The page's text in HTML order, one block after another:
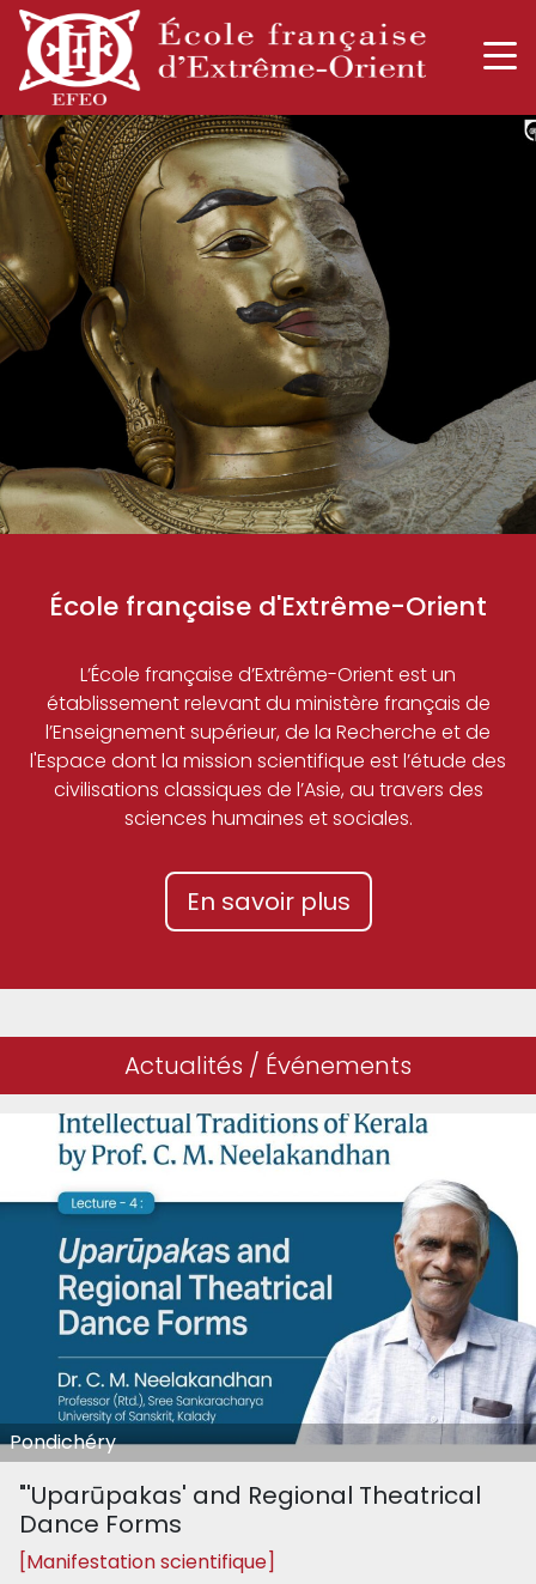
École française d'Extrême-Orient
L’École française d’Extrême-Orient est un
établissement relevant du ministère français de
l’Enseignement supérieur, de la Recherche et de
l'Espace dont la mission scientifique est l’étude des
civilisations classiques de l’Asie, au travers des
sciences humaines et sociales.
En savoir plus
Actualités / Événements
Pondichéry
"'Uparūpakas' and Regional Theatrical
Dance Forms
[Manifestation scientifique]